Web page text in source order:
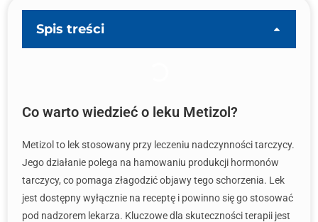
Spis treści
Co warto wiedzieć o leku Metizol?
Metizol to lek stosowany przy leczeniu nadczynności tarczycy.
Jego działanie polega na hamowaniu produkcji hormonów
tarczycy, co pomaga złagodzić objawy tego schorzenia. Lek
jest dostępny wyłącznie na receptę i powinno się go stosować
pod nadzorem lekarza. Kluczowe dla skuteczności terapii jest